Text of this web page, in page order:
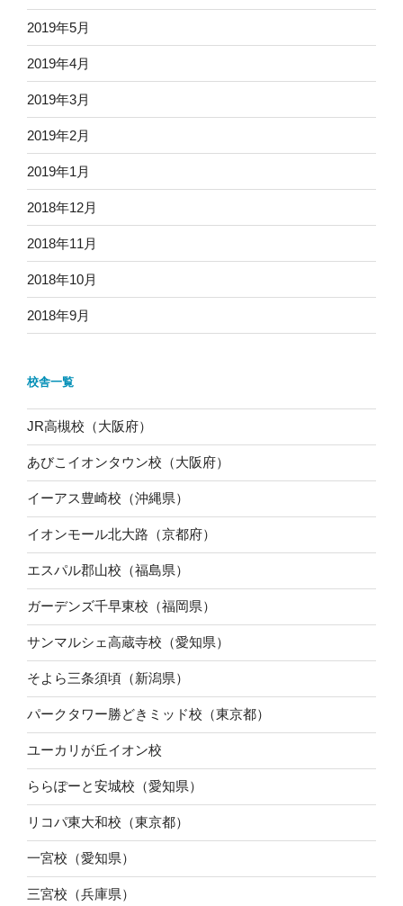
2019年5月
2019年4月
2019年3月
2019年2月
2019年1月
2018年12月
2018年11月
2018年10月
2018年9月
校舎一覧
JR高槻校（大阪府）
あびこイオンタウン校（大阪府）
イーアス豊崎校（沖縄県）
イオンモール北大路（京都府）
エスパル郡山校（福島県）
ガーデンズ千早東校（福岡県）
サンマルシェ高蔵寺校（愛知県）
そよら三条須頃（新潟県）
パークタワー勝どきミッド校（東京都）
ユーカリが丘イオン校
ららぽーと安城校（愛知県）
リコパ東大和校（東京都）
一宮校（愛知県）
三宮校（兵庫県）